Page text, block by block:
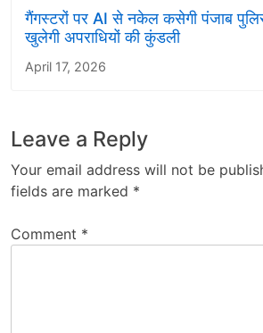
गैंगस्टरों पर AI से नकेल कसेगी पंजाब
खुलेगी अपराधियों की कुंडली
April 17, 2026
Leave a Reply
Your email address will not be
fields are marked *
Comment *